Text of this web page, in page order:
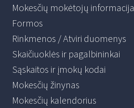
Mokesčių mokėtojų informacija
Formos
Rinkmenos / Atviri duomenys
Skaičiuoklės ir pagalbininkai
Sąskaitos ir įmokų kodai
Mokesčių žinynas
Mokesčių kalendorius